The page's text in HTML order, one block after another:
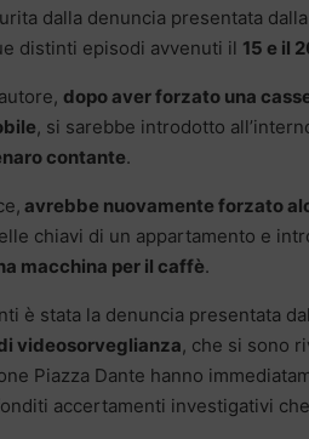
dalla denuncia presentata
distinti episodi avvenuti il 15 e il
dopo aver forzato una
, si sarebbe introdotto
contante.
avrebbe nuovamente forzato
chiavi di un appartamento e
macchina per il caffè.
è stata la denuncia presentata
videosorveglianza, che si sono
Piazza Dante hanno
accertamenti investigativi